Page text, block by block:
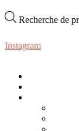
Recherche de
Instagram